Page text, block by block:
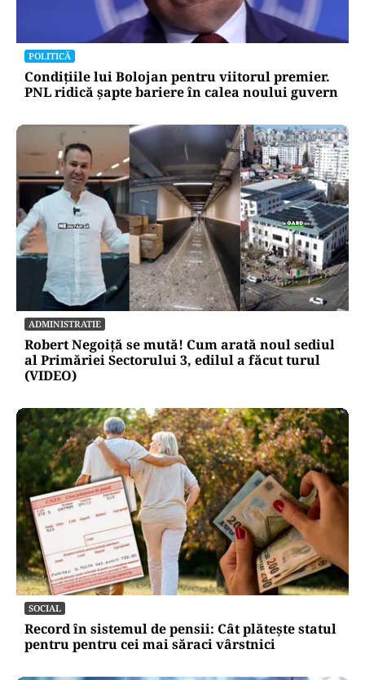
POLITICĂ
Condițiile lui Bolojan pentru viitorul premier.
PNL ridică șapte bariere în calea noului guvern
ADMINISTRATIE
Robert Negoiță se mută! Cum arată noul sediul
al Primăriei Sectorului 3, edilul a făcut turul
(VIDEO)
SOCIAL
Record în sistemul de pensii: Cât plătește statul
pentru pentru cei mai săraci vârstnici